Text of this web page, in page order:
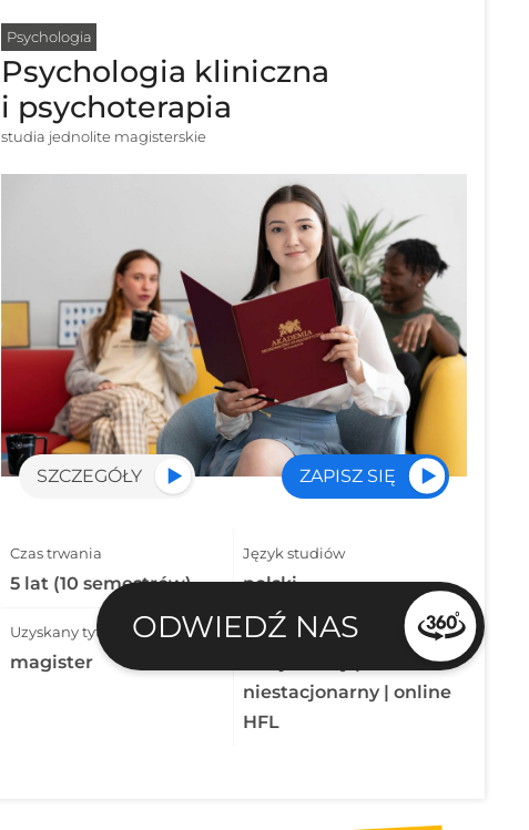
ODWIEDŹ NAS
Psychologia
Psychologia kliniczna
i psychoterapia
studia jednolite magisterskie
SZCZEGÓŁY ZAPISZ SIĘ
Czas trwania
5 lat (10 semestrów)
Język studiów
polski
Uzyskany tytuł
magister
Tryb studiów
niestacjonarny | online
HFL